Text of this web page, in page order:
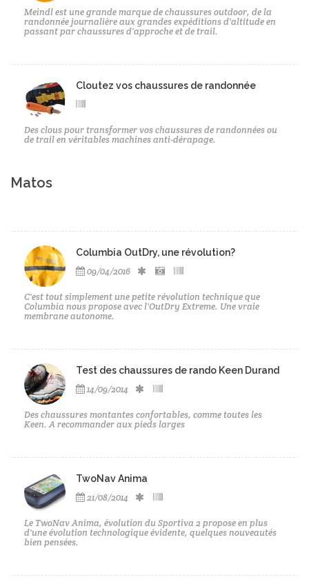
Meindl est une grande marque de chaussures outdoor, de la
randonnée journalière aux grandes expéditions d'altitude en
passant par chaussures d'approche et de trail.
Cloutez vos chaussures de randonnée
Des clous pour transformer vos chaussures de randonnées ou
de trail en véritables machines anti-dérapage.
Matos
Columbia OutDry, une révolution?
09/04/2016
C'est tout simplement une petite révolution technique que
Columbia nous propose avec l'OutDry Extreme. Une vraie
membrane autonome.
Test des chaussures de rando Keen Durand
14/09/2014
Des chaussures montantes confortables, comme toutes les
Keen. A recommander aux pieds larges
TwoNav Anima
21/08/2014
Le TwoNav Anima, évolution du Sportiva 2 propose en plus
d'une évolution technologique évidente, quelques nouveautés
bien pensées.